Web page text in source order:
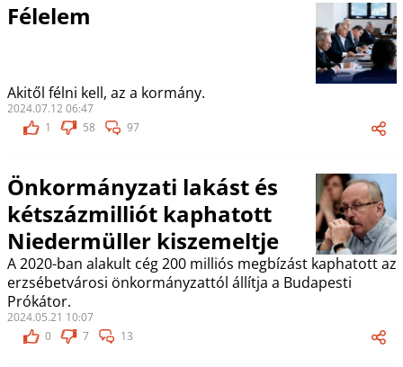
Félelem
Akitől félni kell, az a kormány.
2024.07.12 06:47
1
58 97
Önkormányzati lakást és
kétszázmilliót kaphatott
Niedermüller kiszemeltje
A 2020-ban alakult cég 200 milliós megbízást kaphatott az
erzsébetvárosi önkormányzattól állítja a Budapesti
Prókátor.
2024.05.21 10:07
0
7 13